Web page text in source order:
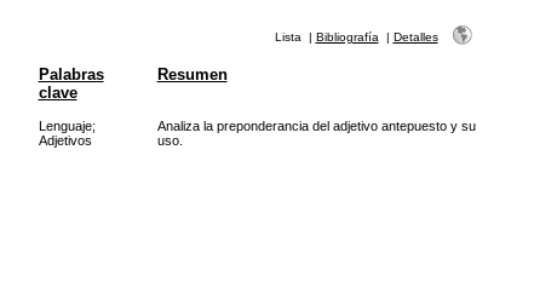
Lista | Bibliografía | Detalles
Palabras
clave
Resumen
Lenguaje;
Adjetivos
Analiza la preponderancia del adjetivo antepuesto y su
uso.